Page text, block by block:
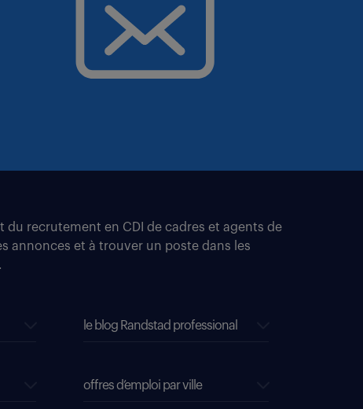
du recrutement en CDI de cadres et agents de
annonces et à trouver un poste dans les
le blog Randstad professional
offres d’emploi par ville